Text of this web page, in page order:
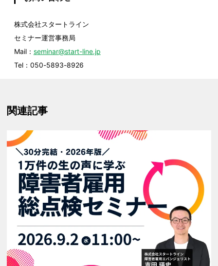
株式会社スタートライン
セミナー運営事務局
Mail： seminar@start-line.jp
Tel：050-5893-8926
関連記事